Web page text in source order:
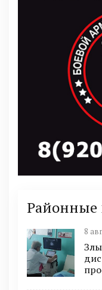
Районные
8